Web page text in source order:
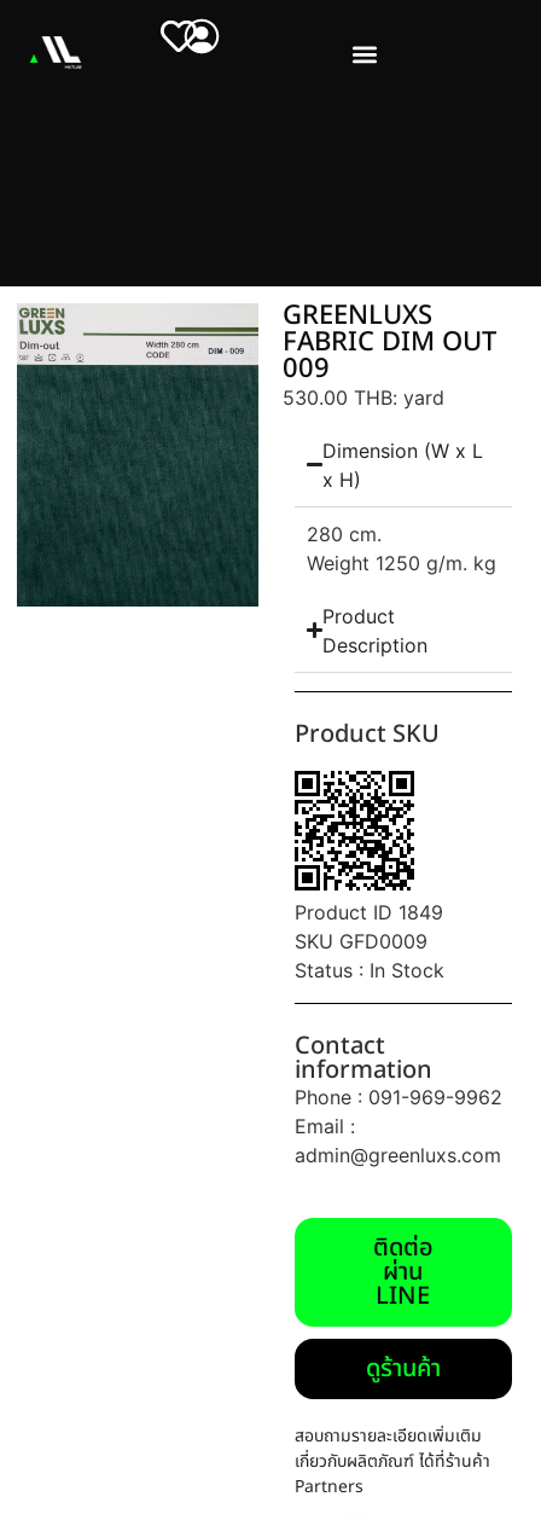
GREENLUXS
FABRIC DIM OUT
009
530.00 THB: yard
Dimension (W x L
x H)
280 cm.
Weight 1250 g/m. kg
Product
Description
Product SKU
Product ID 1849
SKU GFD0009
Status : In Stock
Contact
information
Phone : 091-969-9962
Email :
admin@greenluxs.com
ติดต่อ
ผ่าน
LINE
ดูร้านค้า
สอบถามรายละเอียดเพิ่มเติม
เกี่ยวกับผลิตภัณฑ์ ได้ที่ร้านค้า
Partners